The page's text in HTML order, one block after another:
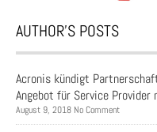
AUTHOR’S POSTS
Acronis kündigt
Angebot für Service
August 9, 2018 No Comment